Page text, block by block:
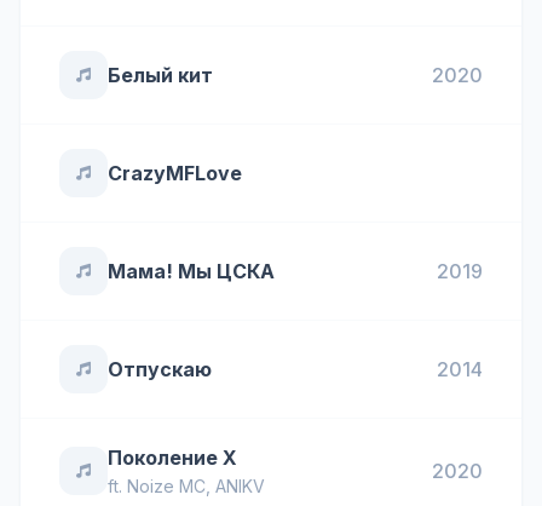
Белый кит 2020
CrazyMFLove
Мама! Мы ЦСКА 2019
Отпускаю 2014
Поколение Х
ft. Noize MC ANIKV
2020